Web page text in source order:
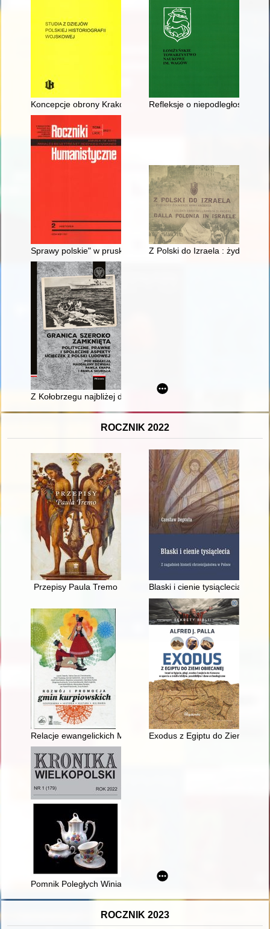
Koncepcje obrony Krakowa podczas II wojny północnej
Refleksje o niepodległości w
Sprawy polskie" w pruskim Ministerstwie Spraw
Z Polski do Izraela : żydowscy
Z Kołobrzegu najbliżej do wolnego świata - kajakiem, łodzią,
ROCZNIK 2022
Przepisy Paula Tremo Blaski i cienie tysiąclecia : z
Relacje ewangelickich Mazurów z katolickimi Kurpiami
Exodus z Egiptu do Ziemi
Pomnik Poległych Winiarczyków w Poznaniu
ROCZNIK 2023